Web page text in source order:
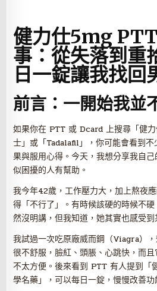
健力仕5mg
事：從失落到重
日一錠讓我找回
前言：一開始我並
如果你在 PTT 或 Dcard 上搜尋「健
士」或「Tadalafil」，你可能會看到
果與服用心得。今天，我想分享我自
似困擾的人有幫助。
我今年42歲，工作壓力大，加上熬夜
得「不行了」。有時候該硬的時候不
然沒明講，但我知道，她其實也感受到
我試過一次吃原廠威而鋼（Viagra）
很不舒服，臉紅、頭脹、心跳快，而
不太方便。後來看到 PTT 有人提到「
學名藥」，可以每日一錠，慢慢改善功